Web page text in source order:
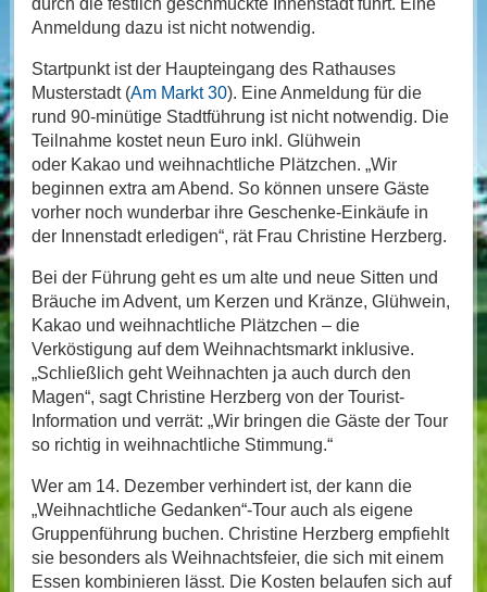
Anmeldung dazu ist nicht notwendig.
Startpunkt ist der Haupteingang des Rathauses
Musterstadt (Am Markt 30). Eine Anmeldung für die
rund 90-minütige Stadtführung ist nicht notwendig. Die
Teilnahme kostet neun Euro inkl. Glühwein
oder Kakao und weihnachtliche Plätzchen. „Wir
beginnen extra am Abend. So können unsere Gäste
vorher noch wunderbar ihre Geschenke-Einkäufe in
der Innenstadt erledigen“, rät Frau Christine Herzberg.
Bei der Führung geht es um alte und neue Sitten und
Bräuche im Advent, um Kerzen und Kränze, Glühwein,
Kakao und weihnachtliche Plätzchen – die
Verköstigung auf dem Weihnachtsmarkt inklusive.
„Schließlich geht Weihnachten ja auch durch den
Magen“, sagt Christine Herzberg von der Tourist-
Information und verrät: „Wir bringen die Gäste der Tour
so richtig in weihnachtliche Stimmung.“
Wer am 14. Dezember verhindert ist, der kann die
„Weihnachtliche Gedanken“-Tour auch als eigene
Gruppenführung buchen. Christine Herzberg empfiehlt
sie besonders als Weihnachtsfeier, die sich mit einem
Essen kombinieren lässt. Die Kosten belaufen sich auf